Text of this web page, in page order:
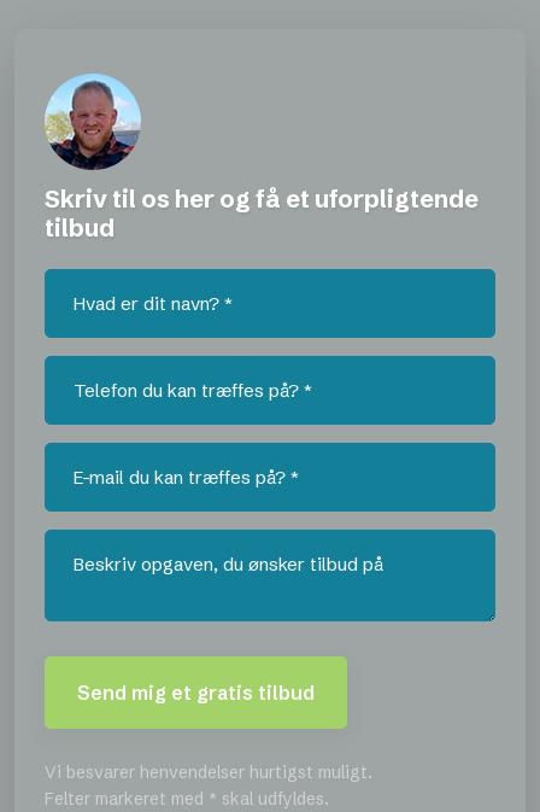
Skriv til os her og få et uforpligtende
tilbud
Vi besvarer henvendelser hurtigst muligt.
​Felter markeret med * skal udfyldes.